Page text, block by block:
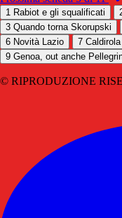
1 Rabiot e gli squalificati
3 Quando torna Skorupski
6 Novità Lazio 7
9 Genoa, out anche
© RIPRODUZIONE